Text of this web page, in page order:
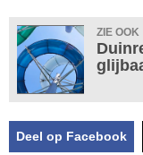
ZIE OOK
Deel op Facebook